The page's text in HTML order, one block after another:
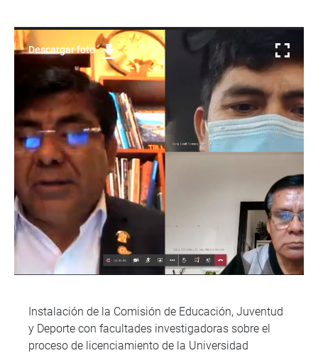
Descargar foto
Instalación de la Comisión de Educación, Juventud
y Deporte con facultades investigadoras sobre el
proceso de licenciamiento de la Universidad